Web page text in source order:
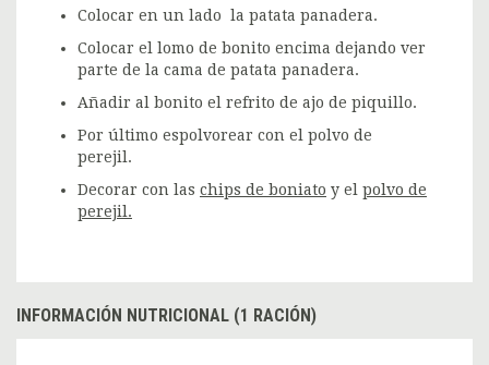
Colocar en un lado la patata panadera.
Colocar el lomo de bonito encima dejando ver
parte de la cama de patata panadera.
Añadir al bonito el refrito de ajo de piquillo.
Por último espolvorear con el polvo de
perejil.
Decorar con las chips de boniato y el polvo de
perejil.
INFORMACIÓN NUTRICIONAL (1 RACIÓN)